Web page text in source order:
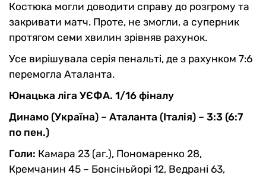
Костюка могли доводити справу до розгрому та
закривати матч. Проте, не змогли, а суперник
протягом семи хвилин зрівняв рахунок.
Усе вирішувала серія пенальті, де з рахунком 7:6
перемогла Аталанта.
Юнацька ліга УЄФА. 1/16 фіналу
Динамо (Україна) – Аталанта (Італія) – 3:3 (6:7
по пен.)
Голи: Камара 23 (аг.), Пономаренко 28,
Кремчанин 45 – Бонсіньйорі 12, Ведрані 63,